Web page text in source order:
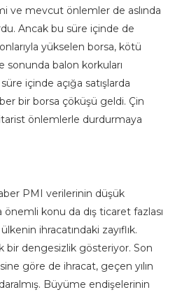
ve mevcut önlemler de aslında
Ancak bu süre içinde de
yükselen borsa, kötü
balon korkuları
içinde açığa satışlarda
bir borsa çöküşü geldi. Çin
önlemlerle durdurmaya
PMI verilerinin düşük
önemli konu da dış ticaret fazlası
ihracatındaki zayıflık.
bir dengesizlik gösteriyor. Son
göre de ihracat, geçen yılın
Büyüme endişelerinin